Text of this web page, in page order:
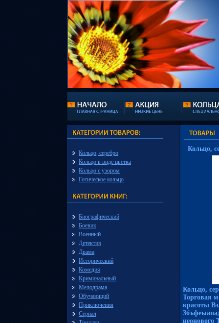
Кольцо, серебро
Кольцо в виде цветка
Кольцо с узором
Готическое кольцо
Биографический
Боевик
Военный
Детектив
Драма
Исторический
Комедия
Криминальный
Мелодрама
Обучающий
Приключения
Сериал
Кольцо,
Кольцо,
Торговая
красоты
неонового